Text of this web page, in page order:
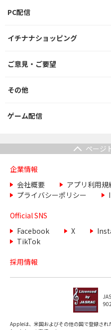
PC配信
イチナナショッピング
ご意見・ご要望
その他
ゲーム配信
ページ
企業情報
会社概要
アプリ利用規
プライバシーポリシー
Official SNS
Facebook
X
TikTok
採用情報
Appleは、米国およびその他の国で登録され